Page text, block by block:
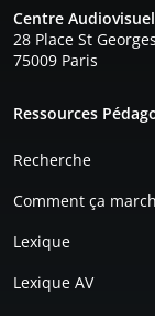
Centre
28 Place St
75009 Paris
Ressources
Recherche
Comment ça
Lexique
Lexique AV